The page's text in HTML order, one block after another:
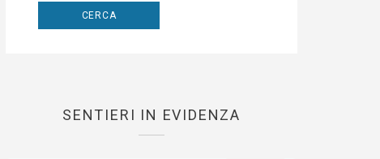
SENTIERI IN EVIDENZA